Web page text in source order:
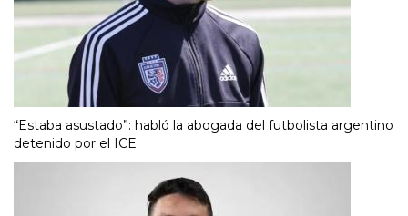
“Estaba asustado”: habló la abogada del futbolista argentino
detenido por el ICE